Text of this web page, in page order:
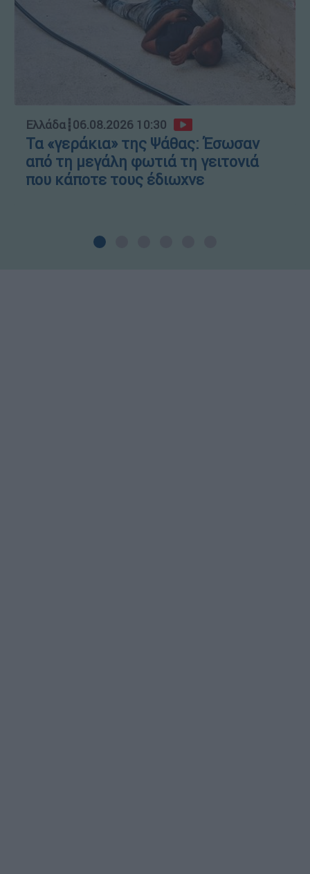
Ελλάδα┋06.08.2026 10:30
Τα «γεράκια» της Ψάθας: Έσωσαν
από τη μεγάλη φωτιά τη γειτονιά
που κάποτε τους έδιωχνε